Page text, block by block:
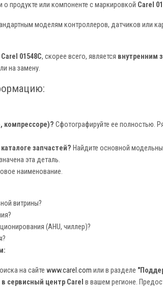
продукте или компоненте с маркировкой Carel
моделям контроллеров, датчиков или
Carel 01548C, скорее всего, является внутренним
на замену.
компрессоре)? Сфотографируйте ее полностью.
запчастей? Найдите основной
эта деталь.
наименование.
витрины?
(AHU, чиллер)?
на сайте www.carel.com или в разделе
сервисный центр Carel в вашем регионе.